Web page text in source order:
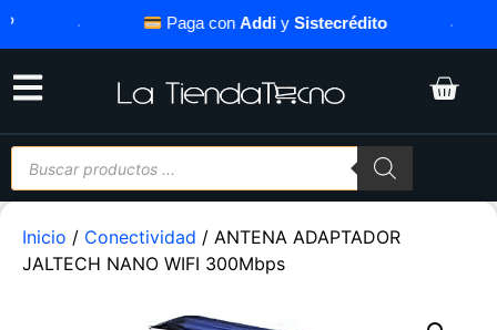
Paga conAddiySistecrédito
Inicio / Conectividad / ANTENA ADAPTADOR
JALTECH NANO WIFI 300Mbps